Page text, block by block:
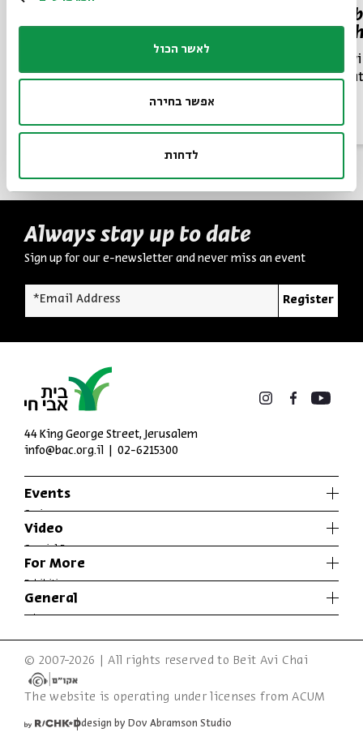
לאשר הכול
אפשר בחירה
לדחות
Hopes
Avi
Beit
Project
Always stay up to date
Sign up for our e-newsletter and never miss an event
*Email Address Register
Events
Series
Past Programs
Video
Special Programs
Music
For More
Exhibitions
Articles
General
Accessibility Declaration
Terms of Usage & Privacy
44 King George Street, Jerusalem
info@bac.org.il
02-6215300
© 2007-2026 | All rights reserved to Beit Avi Chai
The website is operating under licenses from ACUM
design by Dov Abramson Studio